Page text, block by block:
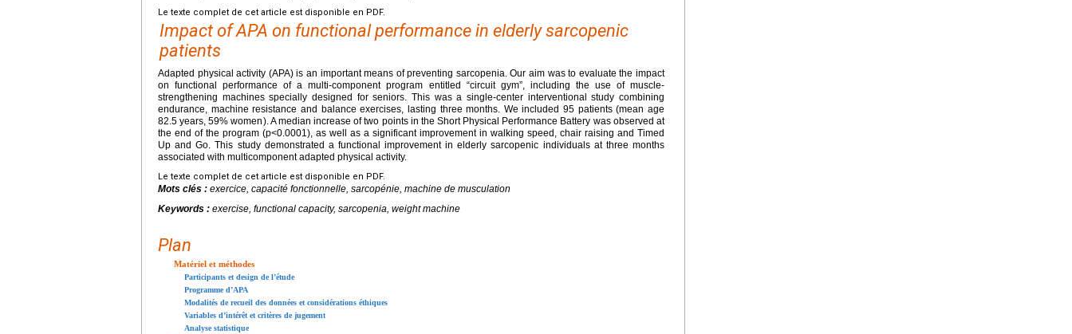
Le texte complet de cet article est disponible en PDF.
Impact of APA on functional performance in elderly sarcopenic
patients
Adapted physical activity (APA) is an important means of preventing sarcopenia. Our aim was to evaluate the impact
on functional performance of a multi-component program entitled “circuit gym”, including the use of muscle-
strengthening machines specially designed for seniors. This was a single-center interventional study combining
endurance, machine resistance and balance exercises, lasting three months. We included 95 patients (mean age
82.5 years, 59% women). A median increase of two points in the Short Physical Performance Battery was observed at
the end of the program (p<0.0001), as well as a significant improvement in walking speed, chair raising and Timed
Up and Go. This study demonstrated a functional improvement in elderly sarcopenic individuals at three months
associated with multicomponent adapted physical activity.
Le texte complet de cet article est disponible en PDF.
Mots clés : exercice, capacité fonctionnelle, sarcopénie, machine de musculation
Keywords : exercise, functional capacity, sarcopenia, weight machine
Plan
Matériel et méthodes
Participants et design de l’étude
Programme d’APA
Modalités de recueil des données et considérations éthiques
Variables d’intérêt et critères de jugement
Analyse statistique